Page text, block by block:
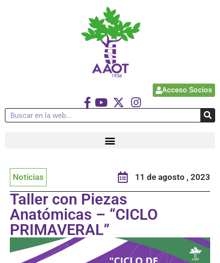
Acceso Socios
Noticias 11 de agosto , 2023
Taller con Piezas
Anatómicas – “CICLO
PRIMAVERAL”